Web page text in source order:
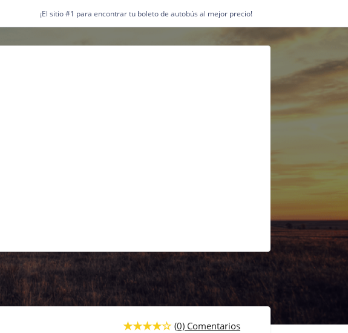
¡El sitio #1 para encontrar tu boleto de autobús al mejor precio!
(0) Comentarios